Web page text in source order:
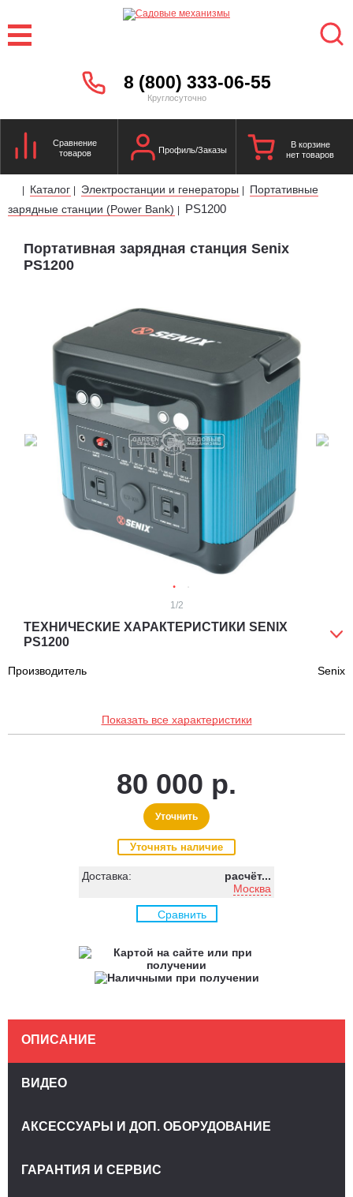
8 (800) 333-06-55
Круглосуточно
Сравнение
товаров
Профиль/Заказы
В корзине
нет товаров
| Каталог | Электростанции и генераторы |
Портативные
зарядные станции (Power Bank) | PS1200
Портативная зарядная станция Senix
PS1200
1 /2
ТЕХНИЧЕСКИЕ ХАРАКТЕРИСТИКИ SENIX
PS1200
Производитель Senix
Показать все характеристики
80 000 р.
Уточнить
Уточнять наличие
Доставка:
расчёт...
Москва
Сравнить
ОПИСАНИЕ
ВИДЕО
АКСЕССУАРЫ И ДОП. ОБОРУДОВАНИЕ
ГАРАНТИЯ И СЕРВИС